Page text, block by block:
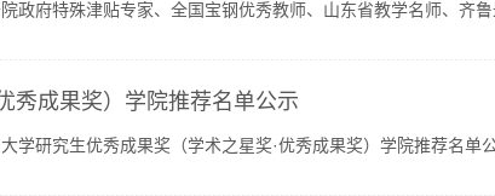
政府特殊津贴专家、全国宝钢优秀教师、山东省教学名师、齐
秀成果奖）学院推荐名单公示
学研究生优秀成果奖（学术之星奖·优秀成果奖）学院推荐名单